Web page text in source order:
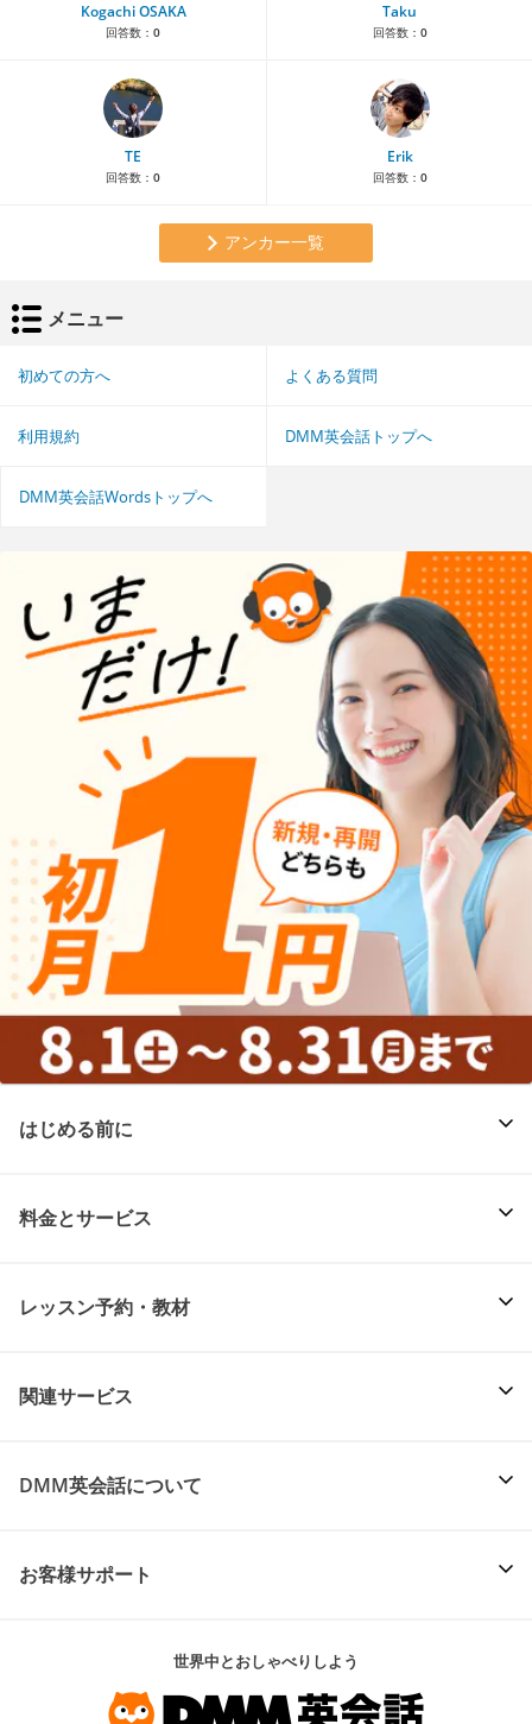
Kogachi OSAKA
回答数： 0
Taku
回答数： 0
TE
回答数： 0
Erik
回答数： 0
アンカー一覧
メニュー
初めての方へ よくある質問
利用規約 DMM英会話トップへ
DMM英会話Wordsトップへ
はじめる前に
料金とサービス
レッスン予約・教材
関連サービス
DMM英会話について
お客様サポート
世界中とおしゃべりしよう